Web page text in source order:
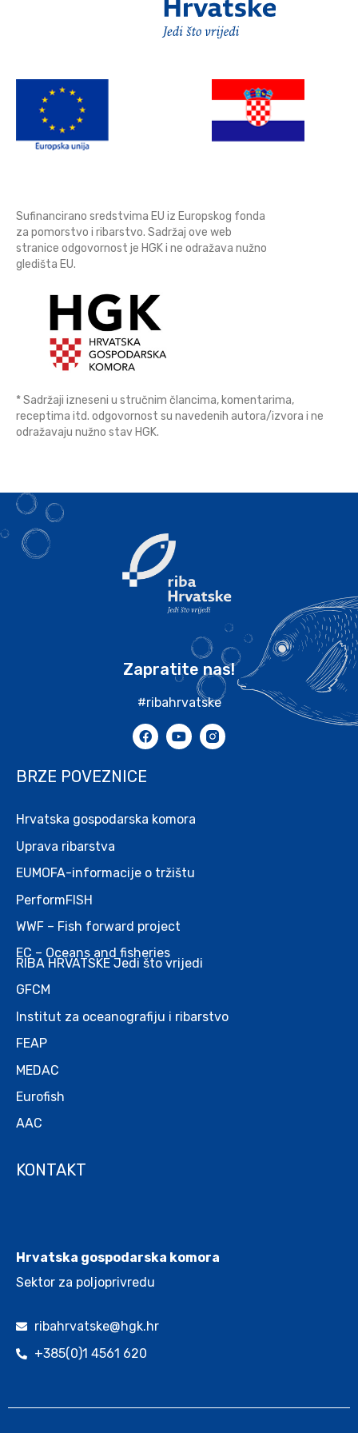
Sufinancirano sredstvima EU iz Europskog fonda
za pomorstvo i ribarstvo. Sadržaj ove web
stranice odgovornost je HGK i ne odražava nužno
gledišta EU.
* Sadržaji izneseni u stručnim člancima, komentarima,
receptima itd. odgovornost su navedenih autora/izvora i ne
odražavaju nužno stav HGK.
Zapratite nas!
#ribahrvatske
BRZE POVEZNICE
Hrvatska gospodarska komora
Uprava ribarstva
EUMOFA-informacije o tržištu
PerformFISH
WWF – Fish forward project
EC – Oceans and fisheries
RIBA HRVATSKE Jedi što vrijedi
GFCM
Institut za oceanografiju i ribarstvo
FEAP
MEDAC
Eurofish
AAC
KONTAKT
Hrvatska gospodarska komora
Sektor za poljoprivredu
ribahrvatske@hgk.hr
+385(0)1 4561 620